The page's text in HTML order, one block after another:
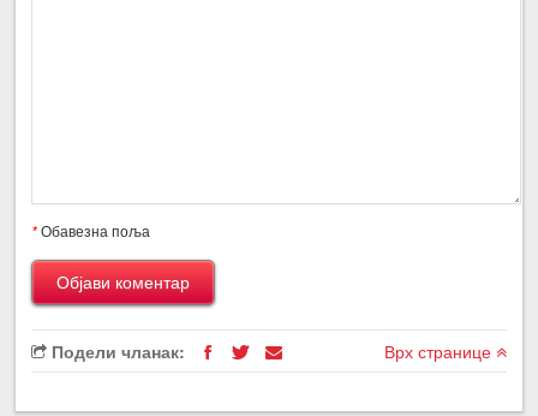
*Обавезна поља
Подели чланак: Врх странице